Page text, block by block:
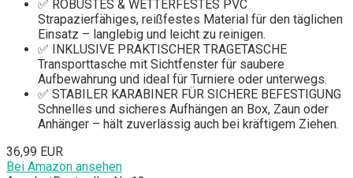
✅ ROBUSTES & WETTERFESTES PVC
Strapazierfähiges, reißfestes Material für den täglichen
Einsatz – langlebig und leicht zu reinigen.
✅ INKLUSIVE PRAKTISCHER TRAGETASCHE
Transporttasche mit Sichtfenster für saubere
Aufbewahrung und ideal für Turniere oder unterwegs.
✅ STABILER KARABINER FÜR SICHERE BEFESTIGUNG
Schnelles und sicheres Aufhängen an Box, Zaun oder
Anhänger – hält zuverlässig auch bei kräftigem Ziehen.
36,99 EUR
Bei Amazon ansehen